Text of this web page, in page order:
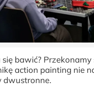
bawić?
action painting nie
dwustronne.